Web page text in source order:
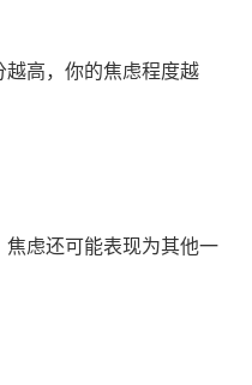
高，你的焦虑程度越
焦虑还可能表现为其他一